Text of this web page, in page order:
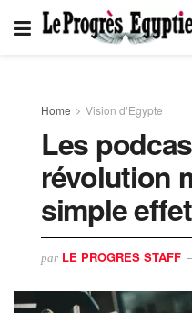
Home Vision d’Egypte
Les
révolution
simple
par LE PROGRES STAFF